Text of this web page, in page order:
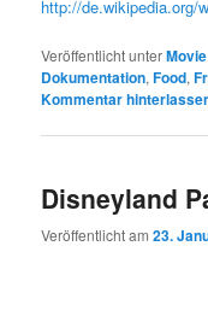
http://de.wikipedia.org/
Veröffentlicht unter
Dokumentation,Food,
Kommentar
Disneyland
Veröffentlicht am23.